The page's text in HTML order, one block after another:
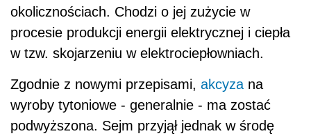
okolicznościach. Chodzi o jej zużycie w
procesie produkcji energii elektrycznej i ciepła
w tzw. skojarzeniu w elektrociepłowniach.
Zgodnie z nowymi przepisami, akcyza na
wyroby tytoniowe - generalnie - ma zostać
podwyższona. Sejm przyjął jednak w środę